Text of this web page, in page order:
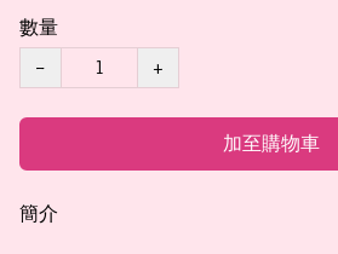
數量
−
+
加至購物車
簡介